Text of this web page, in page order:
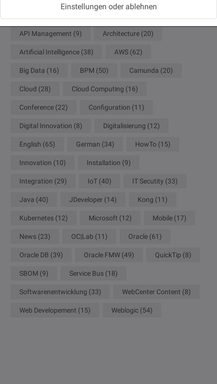
Einstellungen oder ablehnen
API Management (9) Architecture (20)
Artificial Intelligence (38) AWS (62)
Big Data (16) BPM (50) Camunda (20)
Cloud (28) Cloud Computing (16)
Conference (22) Configuration (11)
Digital Innovation (8) Digitalisierung (12)
English (65) German (34) HowTo (15)
Innovation (10) Installation (9)
Integration (29) IoT (40) IT Secutity (33)
Java (40) JDeveloper (14) Kong (11)
Kubernetes (12) Microsoft (12) Mobile (17)
News (23) OC|Lab (11) Oracle (61)
Oracle DB (39) Oracle FMW (49) QuickTip (8)
SBOM (9) Service Bus (18)
Softwarenentwicklung (33) WebCenter Content (8)
Web Developement (15) Weblogic (54)